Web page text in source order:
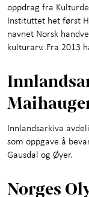
oppdrag fra
Instituttet het først
navnet Norsk
kulturarv. Fra 2013
Innlandsarkiva
som oppgave å
Gausdal og Øyer.
Norges